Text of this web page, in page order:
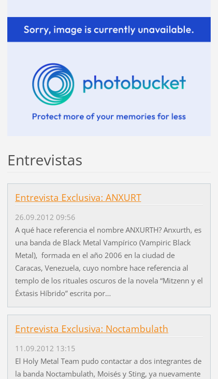
Entrevistas
Entrevista Exclusiva: ANXURT
26.09.2012 09:56
A qué hace referencia el nombre ANXURTH? Anxurth, es
una banda de Black Metal Vampírico (Vampiric Black
Metal), formada en el año 2006 en la ciudad de
Caracas, Venezuela, cuyo nombre hace referencia al
templo de los rituales oscuros de la novela “Mitzenn y el
Éxtasis Híbrido” escrita por...
Entrevista Exclusiva: Noctambulath
11.09.2012 13:15
El Holy Metal Team pudo contactar a dos integrantes de
la banda Noctambulath, Moisés y Sting, ya nuevamente